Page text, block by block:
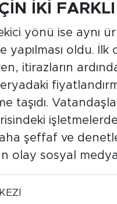
İKİ
yönü ise aynı
yapılması oldu.
itirazların
taşıdı.
şeffaf ve
olay sosyal